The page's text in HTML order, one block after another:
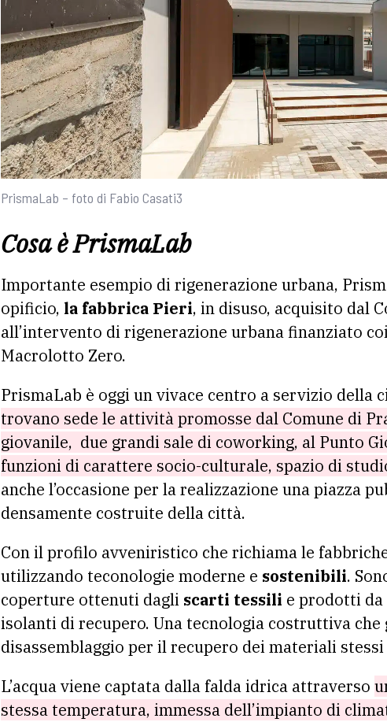
PrismaLab – foto di Fabio Casati3
Cosa è PrismaLab
Importante esempio di rigenerazione urbana,
opificio, la fabbrica Pieri, in disuso, acquisito dal
all’intervento di rigenerazione urbana finanziato
Macrolotto Zero.
PrismaLab è oggi un vivace centro a servizio della
trovano sede le attività promosse dal Comune di
giovanile, due grandi sale di coworking, al Punto
funzioni di carattere socio-culturale, spazio di
anche l’occasione per la realizzazione una piazza
densamente costruite della città.
Con il profilo avveniristico che richiama le
utilizzando teconologie moderne e sostenibili.
coperture ottenuti dagli scarti tessili e prodotti
isolanti di recupero. Una tecnologia costruttiva che
disassemblaggio per il recupero dei materiali
L’acqua viene captata dalla falda idrica attraverso
stessa temperatura, immessa dell’impianto di